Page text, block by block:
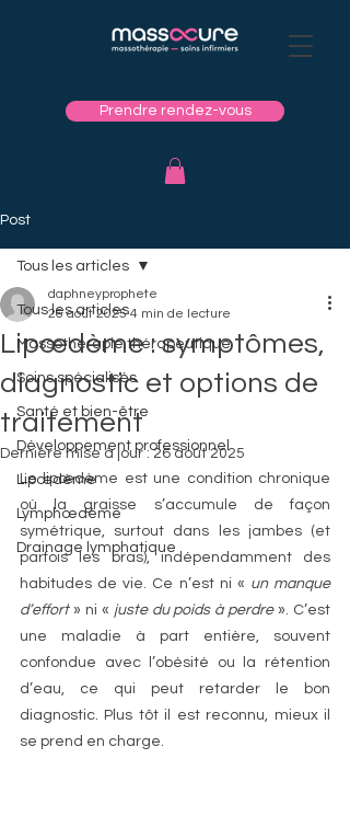
Prendre rendez-vous
Post
Tous les articles
Massothérapie thérapeutique
Soins spécialisés
Santé et bien-être
Développement professionnel
Lipœdème
Lymphœdème
Drainage lymphatique
Tous les articles
Lipœdème : symptômes,
diagnostic et options de
traitement
daphneyprophete
26 août 2025 4 min de lecture
Dernière mise à jour :26 août 2025
Le lipœdème est une condition chronique
où la graisse s’accumule de façon
symétrique, surtout dans les jambes (et
parfois les bras), indépendamment des
habitudes de vie. Ce n’est ni « un manque
d’effort » ni « juste du poids à perdre ». C’est
une maladie à part entière, souvent
confondue avec l’obésité ou la rétention
d’eau, ce qui peut retarder le bon
diagnostic. Plus tôt il est reconnu, mieux il
se prend en charge.